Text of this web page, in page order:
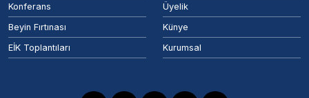
Konferans
Beyin Fırtınası
EİK Toplantıları
Üyelik
Künye
Kurumsal